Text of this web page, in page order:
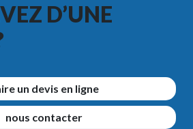
D’UNE
un devis en ligne
nous contacter